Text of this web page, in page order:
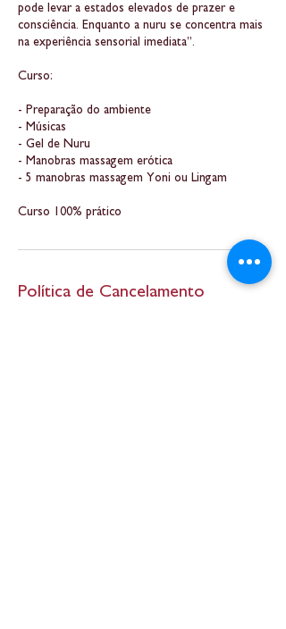
pode levar a estados elevados de prazer e
consciência. Enquanto a nuru se concentra mais
na experiência sensorial imediata”.
Curso:
- Preparação do ambiente
- Músicas
- Gel de Nuru
- Manobras massagem erótica
- 5 manobras massagem Yoni ou Lingam
Curso 100% prático
Política de Cancelamento